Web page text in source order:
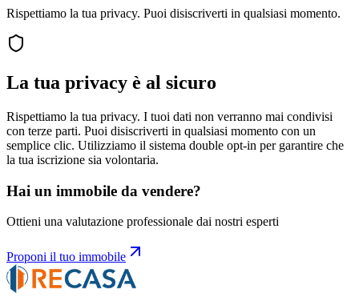
Rispettiamo la tua privacy. Puoi disiscriverti in qualsiasi momento.
La tua privacy è al sicuro
Rispettiamo la tua privacy. I tuoi dati non verranno mai condivisi
con terze parti. Puoi disiscriverti in qualsiasi momento con un
semplice clic. Utilizziamo il sistema double opt-in per garantire che
la tua iscrizione sia volontaria.
Hai un immobile da vendere?
Ottieni una valutazione professionale dai nostri esperti
Proponi il tuo immobile